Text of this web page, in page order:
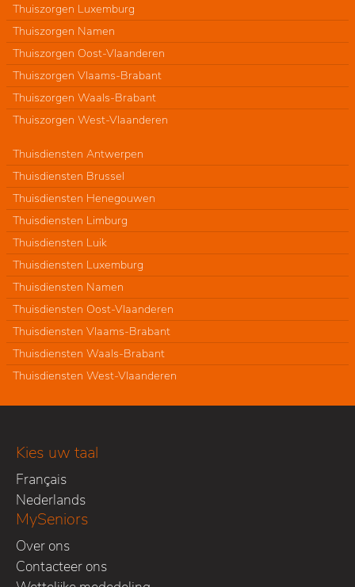
Thuiszorgen Luxemburg
Thuiszorgen Namen
Thuiszorgen Oost-Vlaanderen
Thuiszorgen Vlaams-Brabant
Thuiszorgen Waals-Brabant
Thuiszorgen West-Vlaanderen
Thuisdiensten Antwerpen
Thuisdiensten Brussel
Thuisdiensten Henegouwen
Thuisdiensten Limburg
Thuisdiensten Luik
Thuisdiensten Luxemburg
Thuisdiensten Namen
Thuisdiensten Oost-Vlaanderen
Thuisdiensten Vlaams-Brabant
Thuisdiensten Waals-Brabant
Thuisdiensten West-Vlaanderen
Kies uw taal
Français
Nederlands
MySeniors
Over ons
Contacteer ons